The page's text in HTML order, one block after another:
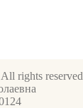
reserved